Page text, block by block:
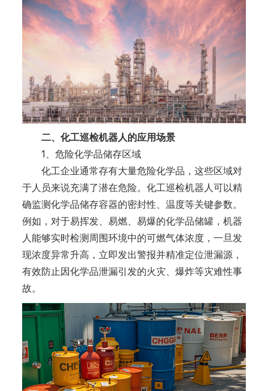
二、化工巡检机器人的应用场景
1、危险化学品储存区域
化工企业通常存有大量危险化学品，这些区域对
于人员来说充满了潜在危险。化工巡检机器人可以精
确监测化学品储存容器的密封性、温度等关键参数。
例如，对于易挥发、易燃、易爆的化学品储罐，机器
人能够实时检测周围环境中的可燃气体浓度，一旦发
现浓度异常升高，立即发出警报并精准定位泄漏源，
有效防止因化学品泄漏引发的火灾、爆炸等灾难性事
故。